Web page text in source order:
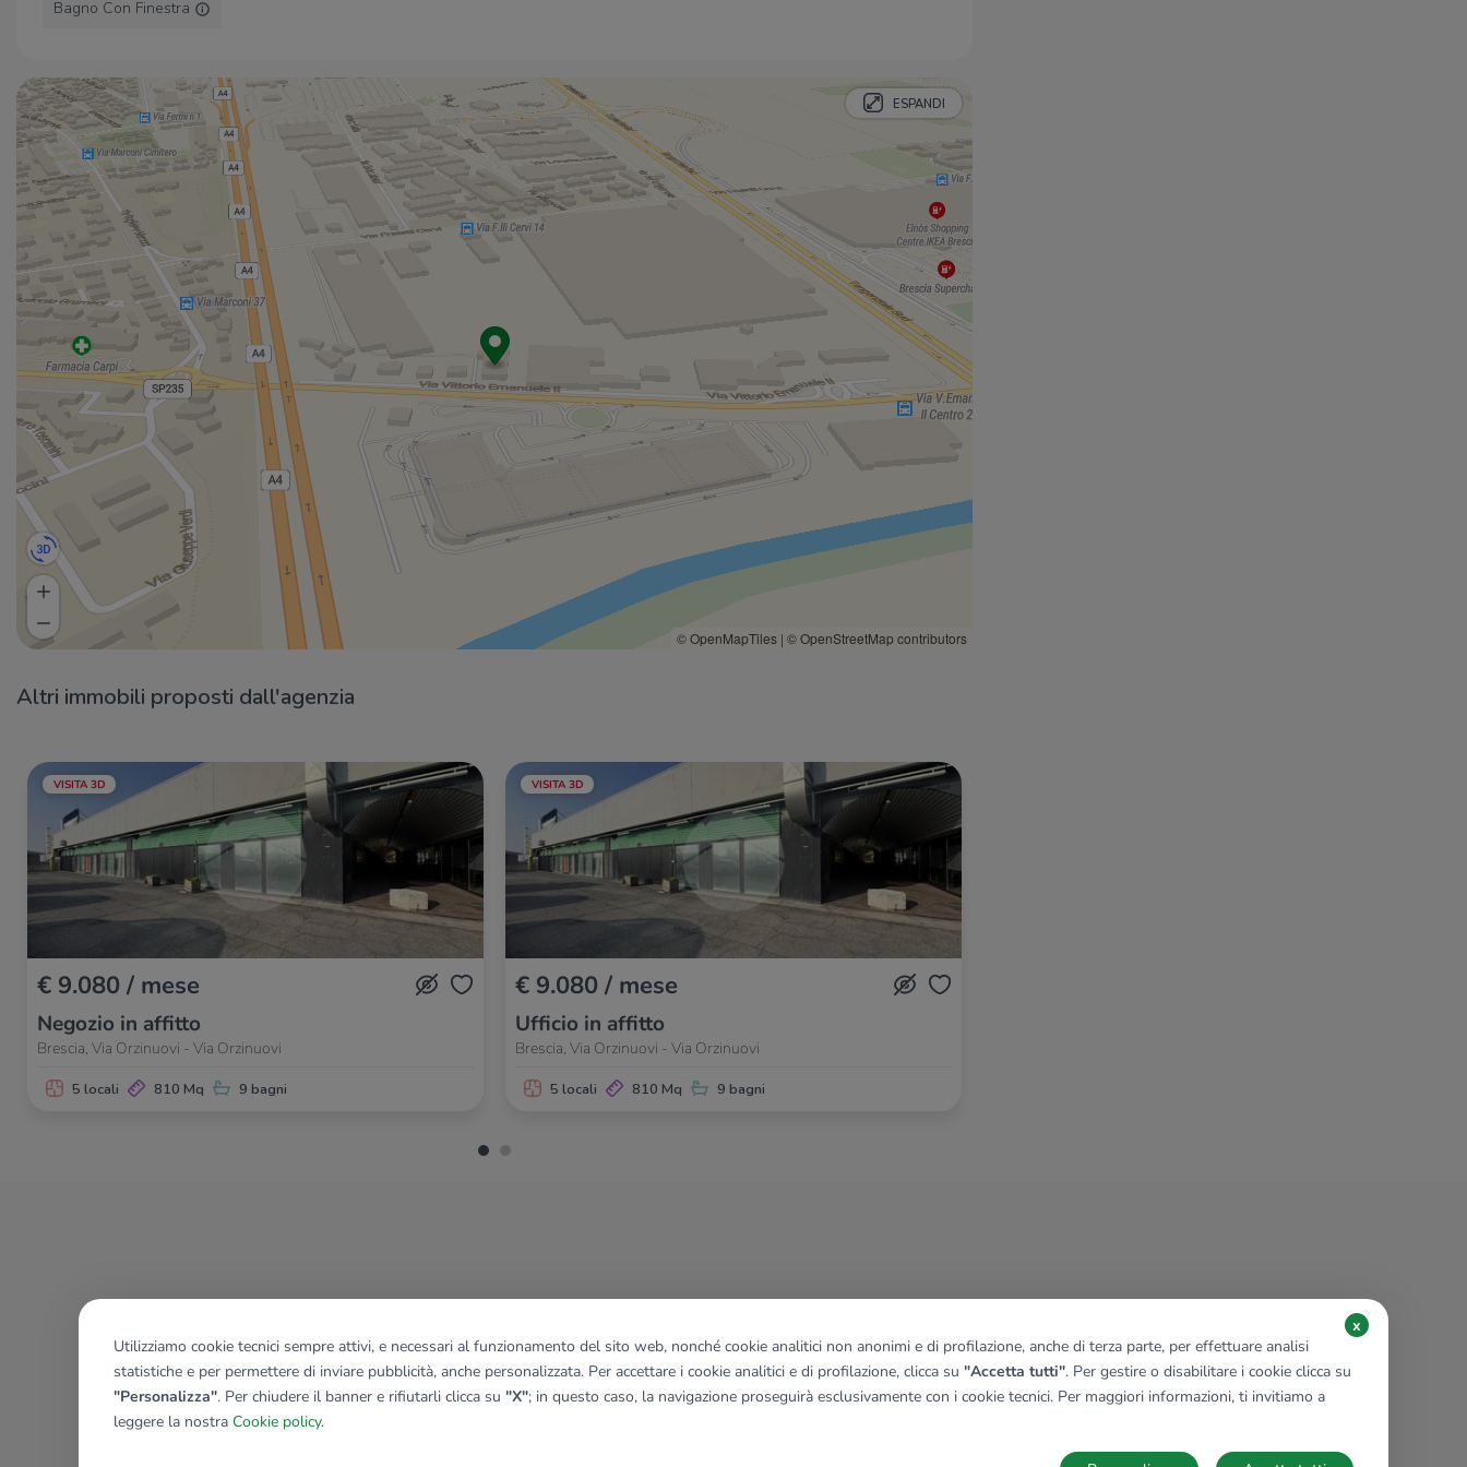
Negozi
Corini Abbigliamento
310 m
Atelir "Chez moi"
CRIStyle
350 m
Tom Logan
Colleblu
480 m
430 m
450 m
Byron
570 m
Caffè Marconi
790 m
Trattoria Conti
1,1 Km
1,1 Km
Pizza Madre
Old Wild West OZ
Bagno Con Finestra
ESPANDI
© OpenMapTiles | © OpenStreetMap contributors
Altri immobili proposti dall'agenzia
VISITA 3D
€ 9.080 / mese
Negozio in affitto
Brescia, Via Orzinuovi - Via Orzinuovi
5 locali 810 Mq 9 bagni
VISITA 3D
€ 9.080 / mese
Ufficio in affitto
Brescia, Via Orzinuovi - Via Orzinuovi
5 locali 810 Mq 9 bagni
Utilizziamo cookie tecnici sempre attivi, e necessari al funzionamento del sito web, nonché cookie analitici non anonimi e di profilazione, anche di terza parte, per effettuare analisi
statistiche e per permettere di inviare pubblicità, anche personalizzata. Per accettare i cookie analitici e di profilazione, clicca su "Accetta tutti". Per gestire o disabilitare i cookie clicca su
"Personalizza". Per chiudere il banner e rifiutarli clicca su "X"; in questo caso, la navigazione proseguirà esclusivamente con i cookie tecnici. Per maggiori informazioni, ti invitiamo a
leggere la nostra Cookie policy.
x